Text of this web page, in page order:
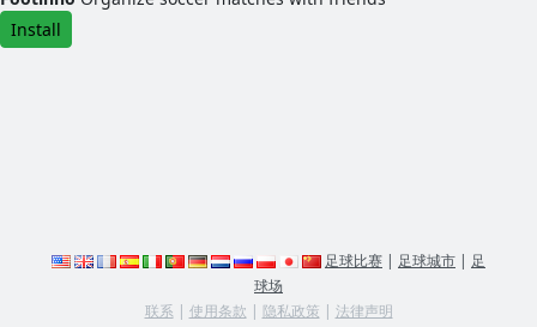
Install
足球比赛 | 足球城市 | 足
球场
联系 | 使用条款 | 隐私政策 | 法律声明